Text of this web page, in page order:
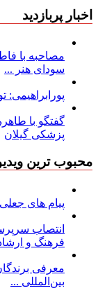
اخبار پربازدید
مصاحبه با
سودای هنر ...
پورابراهیمی:
گفتگو با
پزشکی گیلان
محبوب ترین
پیام های
انتصاب
فرهنگ و
معرفی
بین‌المللی ...